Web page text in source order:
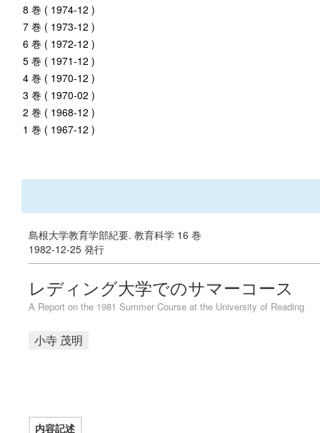
8 巻 ( 1974-12 )
7 巻 ( 1973-12 )
6 巻 ( 1972-12 )
5 巻 ( 1971-12 )
4 巻 ( 1970-12 )
3 巻 ( 1970-02 )
2 巻 ( 1968-12 )
1 巻 ( 1967-12 )
島根大学教育学部紀要. 教育科学 16 巻
1982-12-25 発行
レディング大学でのサマーコース
A Report on the 1981 Summer Course at the University of Reading
小寺 茂明
内容記述